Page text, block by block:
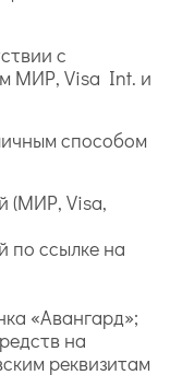
с
МИР, Visa Int. и
способом
(МИР, Visa,
по ссылке на
«Авангард»;
на
реквизитам